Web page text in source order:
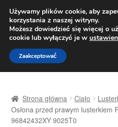
DOSTAWA
Pn.-pt. 9:00-
Przejdź
do
nawigacji
Przejdź
do
treści
Dostawa
Strona główna Ciało
Osłona przed prawym lusterkiem
96842432XY 9025T0
Używamy plików cookie, aby
korzystania z naszej witryny.
Możesz dowiedzieć się więcej o
cookie lub wyłączyć je w
Zaakceptować